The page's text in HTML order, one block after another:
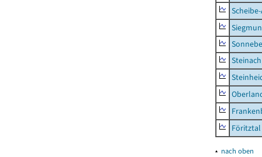
Föritztal
▴ nach oben